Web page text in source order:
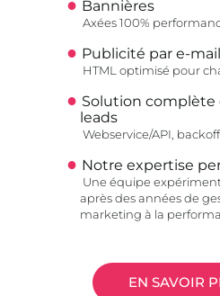
Bannières
Axées 100%
Publicité par e-mail
HTML optimisé pour
Solution complète
leads
Webservice/API,
Notre expertise
Une équipe
après des années de
marketing à la
EN SAVOIR